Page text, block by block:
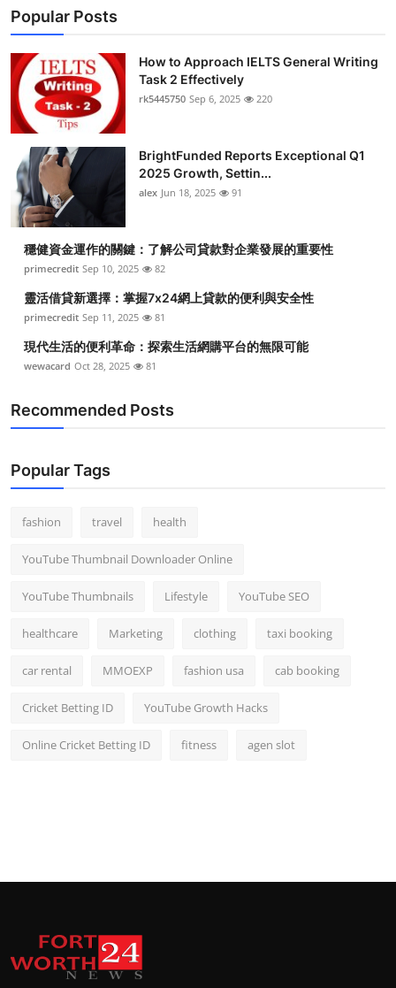
Popular Posts
How to Approach IELTS General Writing
Task 2 Effectively
rk5445750 Sep 6, 2025 220
BrightFunded Reports Exceptional Q1
2025 Growth, Settin...
alex Jun 18, 2025 91
穩健資金運作的關鍵：了解公司貸款對企業發展的重要性
primecredit Sep 10, 2025 82
靈活借貸新選擇：掌握7x24網上貸款的便利與安全性
primecredit Sep 11, 2025 81
現代生活的便利革命：探索生活網購平台的無限可能
wewacard Oct 28, 2025 81
Recommended Posts
Popular Tags
fashion travel health
YouTube Thumbnail Downloader Online
YouTube Thumbnails Lifestyle YouTube SEO
healthcare Marketing clothing taxi booking
car rental MMOEXP fashion usa cab booking
Cricket Betting ID YouTube Growth Hacks
Online Cricket Betting ID fitness agen slot